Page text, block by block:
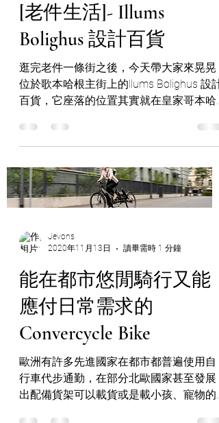
[老件生活]- Illums
Bolighus 設計百貨
逛完老件一條街之後，今天帶大家來晃晃
位於歌本哈根主街上的llums Bolighus 設計
百貨，它座落的位置其實就在皇家哥本哈
過都能被他吸引著目光，一腳踏入Illums
Bolighus...
Jevons
2020年11月13日
讀畢需時 1 分鐘
能在都市悠閒騎行又能
應付日常需求的
Convercycle Bike
歐洲有許多先進國家在都市都普遍使用自
行車代步通勤，在部分北歐國家甚至發展
出配備貨架可以載貨或是載小孩、寵物的